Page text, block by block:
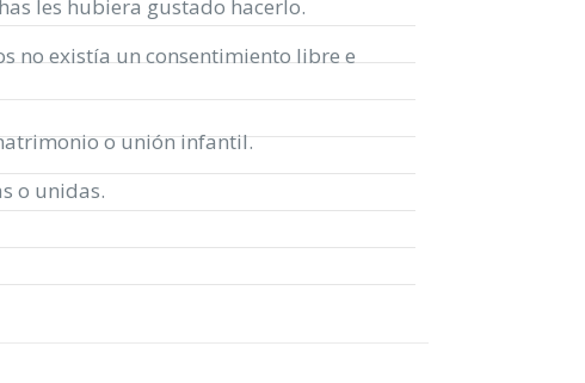
les hubiera gustado hacerlo.
no existía un consentimiento libre e
o unión infantil.
o unidas.